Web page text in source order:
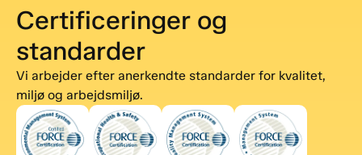
Certificeringer og
standarder
Vi arbejder efter anerkendte standarder for kvalitet,
miljø og arbejdsmiljø.